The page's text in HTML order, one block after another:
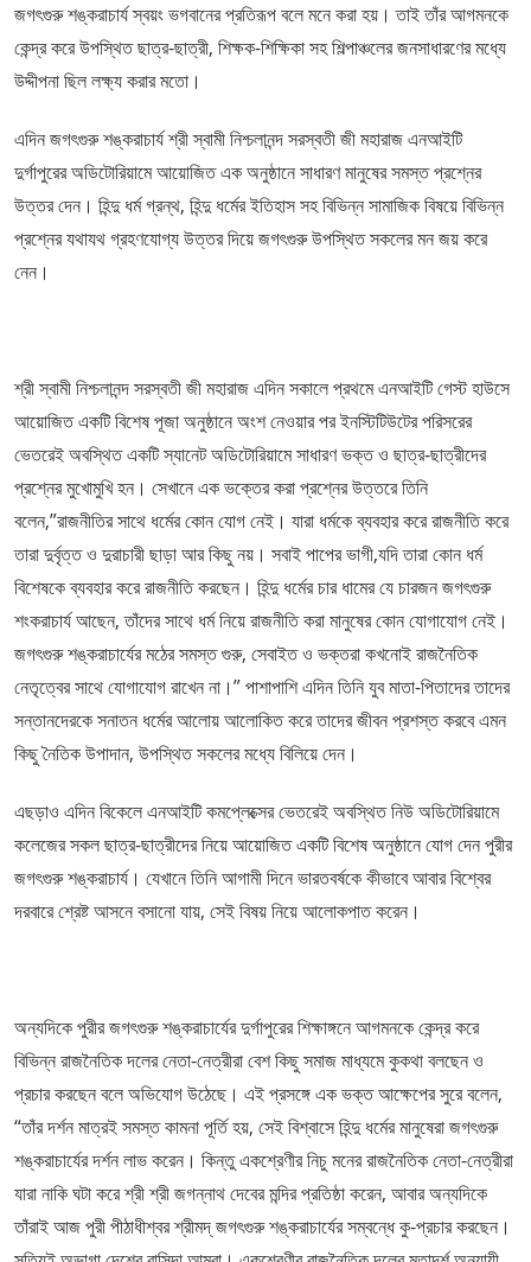
জগৎগুরু শঙ্করাচার্য স্বয়ং ভগবানের প্রতিরূপ বলে মনে করা হয়। তাই তাঁর আগমনকে
কেন্দ্র করে উপস্থিত ছাত্র-ছাত্রী, শিক্ষক-শিক্ষিকা সহ শিল্পাঞ্চলের জনসাধারণের মধ্যে
উদ্দীপনা ছিল লক্ষ্য করার মতো।
এদিন জগৎগুরু শঙ্করাচার্য শ্রী স্বামী নিশ্চলানন্দ সরস্বতী জী মহারাজ এনআইটি
দুর্গাপুরের অডিটোরিয়ামে আয়োজিত এক অনুষ্ঠানে সাধারণ মানুষের সমস্ত প্রশ্নের
উত্তর দেন। হিন্দু ধর্ম গ্রন্থ, হিন্দু ধর্মের ইতিহাস সহ বিভিন্ন সামাজিক বিষয়ে বিভিন্ন
প্রশ্নের যথাযথ গ্রহণযোগ্য উত্তর দিয়ে জগৎগুরু উপস্থিত সকলের মন জয় করে
নেন।
শ্রী স্বামী নিশ্চলানন্দ সরস্বতী জী মহারাজ এদিন সকালে প্রথমে এনআইটি গেস্ট হাউসে
আয়োজিত একটি বিশেষ পূজা অনুষ্ঠানে অংশ নেওয়ার পর ইনস্টিটিউটের পরিসরের
ভেতরেই অবস্থিত একটি স্যানেট অডিটোরিয়ামে সাধারণ ভক্ত ও ছাত্র-ছাত্রীদের
প্রশ্নের মুখোমুখি হন। সেখানে এক ভক্তের করা প্রশ্নের উত্তরে তিনি
বলেন,”রাজনীতির সাথে ধর্মের কোন যোগ নেই। যারা ধর্মকে ব্যবহার করে রাজনীতি করে
তারা দুর্বৃত্ত ও দুরাচারী ছাড়া আর কিছু নয়। সবাই পাপের ভাগী,যদি তারা কোন ধর্ম
বিশেষকে ব্যবহার করে রাজনীতি করছেন। হিন্দু ধর্মের চার ধামের যে চারজন জগৎগুরু
শংকরাচার্য আছেন, তাঁদের সাথে ধর্ম নিয়ে রাজনীতি করা মানুষের কোন যোগাযোগ নেই।
জগৎগুরু শঙ্করাচার্যের মঠের সমস্ত গুরু, সেবাইত ও ভক্তরা কখনোই রাজনৈতিক
নেতৃত্বের সাথে যোগাযোগ রাখেন না।” পাশাপাশি এদিন তিনি যুব মাতা-পিতাদের তাদের
সন্তানদেরকে সনাতন ধর্মের আলোয় আলোকিত করে তাদের জীবন প্রশস্ত করবে এমন
কিছু নৈতিক উপাদান, উপস্থিত সকলের মধ্যে বিলিয়ে দেন।
এছড়াও এদিন বিকেলে এনআইটি কমপ্লেক্সের ভেতরেই অবস্থিত নিউ অডিটোরিয়ামে
কলেজের সকল ছাত্র-ছাত্রীদের নিয়ে আয়োজিত একটি বিশেষ অনুষ্ঠানে যোগ দেন পুরীর
জগৎগুরু শঙ্করাচার্য। যেখানে তিনি আগামী দিনে ভারতবর্ষকে কীভাবে আবার বিশ্বের
দরবারে শ্রেষ্ট আসনে বসানো যায়, সেই বিষয় নিয়ে আলোকপাত করেন।
অন্যদিকে পুরীর জগৎগুরু শঙ্করাচার্যের দুর্গাপুরের শিক্ষাঙ্গনে আগমনকে কেন্দ্র করে
বিভিন্ন রাজনৈতিক দলের নেতা-নেত্রীরা বেশ কিছু সমাজ মাধ্যমে কুকথা বলছেন ও
প্রচার করছেন বলে অভিযোগ উঠেছে। এই প্রসঙ্গে এক ভক্ত আক্ষেপের সুরে বলেন,
“তাঁর দর্শন মাত্রই সমস্ত কামনা পূর্তি হয়, সেই বিশ্বাসে হিন্দু ধর্মের মানুষেরা জগৎগুরু
শঙ্করাচার্যের দর্শন লাভ করেন। কিন্তু একশ্রেণীর নিচু মনের রাজনৈতিক নেতা-নেত্রীরা
যারা নাকি ঘটা করে শ্রী শ্রী জগন্নাথ দেবের মন্দির প্রতিষ্ঠা করেন, আবার অন্যদিকে
তাঁরাই আজ পুরী পীঠাধীশ্বর শ্রীমদ্ জগৎগুরু শঙ্করাচার্যের সম্বন্ধে কু-প্রচার করছেন।